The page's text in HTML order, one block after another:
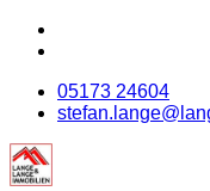
05173 24604